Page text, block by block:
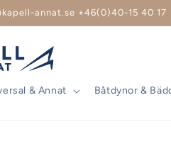
annat.se +46(0)40-15 40 17
& Annat Båtdynor &